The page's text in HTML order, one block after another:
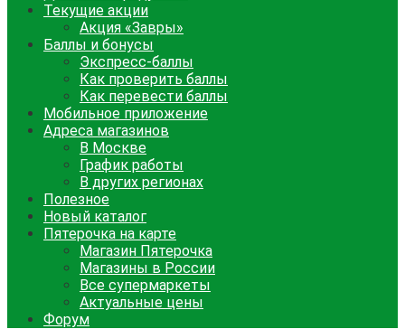
Текущие акции
Акция «Завры»
Баллы и бонусы
Экспресс-баллы
Как проверить баллы
Как перевести баллы
Мобильное приложение
Адреса магазинов
В Москве
График работы
В других регионах
Полезное
Новый каталог
Пятерочка на карте
Магазин Пятерочка
Магазины в России
Все супермаркеты
Актуальные цены
Форум